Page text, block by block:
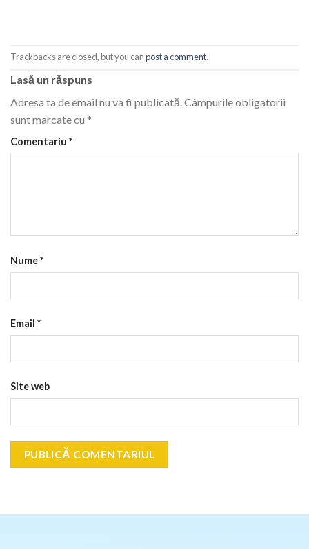
Trackbacks are closed, but you canpost a comment.
Lasă un răspuns
Adresa ta de email nu va fi publicată. Câmpurile obligatorii
sunt marcate cu *
Comentariu *
Nume*
Email *
Site web